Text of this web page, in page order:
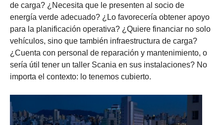
de carga? ¿Necesita que le presenten al socio de
energía verde adecuado? ¿Lo favorecería obtener apoyo
para la planificación operativa? ¿Quiere financiar no solo
vehículos, sino que también infraestructura de carga?
¿Cuenta con personal de reparación y mantenimiento, o
sería útil tener un taller Scania en sus instalaciones? No
importa el contexto: lo tenemos cubierto.